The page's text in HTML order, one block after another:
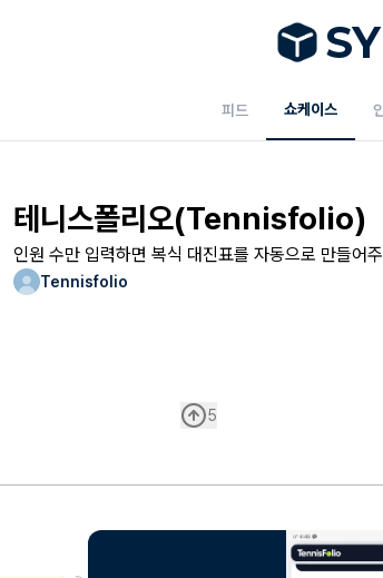
SY
피드 쇼케이스
테니스폴리오(Tennisfolio)
인원 수만 입력하면 복식 대진표를 자동으로 만들어
Tennisfolio
5